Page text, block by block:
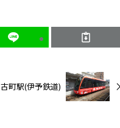
古町駅(伊予鉄道)